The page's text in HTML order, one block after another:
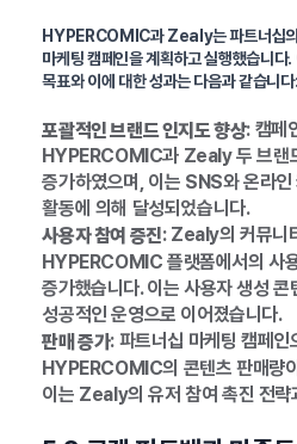
HYPERCOMIC과 Zealy는 파트너십의
마케팅 캠페인을 계획하고 실행했습니다
목표와 이에 대한 성과는 다음과 같습니다:
포괄적인 브랜드 인지도 향상: 캠페
HYPERCOMIC과 Zealy 두 브랜
증가하였으며, 이는 SNS와 온라
활동에 의해 달성되었습니다.
사용자 참여 증진: Zealy의 커뮤니
HYPERCOMIC 플랫폼에서의 사
증가했습니다. 이는 사용자 생성 콘
성공적인 운영으로 이어졌습니다.
판매 증가: 파트너십 마케팅 캠페인
HYPERCOMIC의 콘텐츠 판매량
이는 Zealy의 유저 참여 촉진 전략